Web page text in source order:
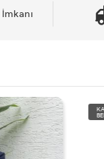
KARGO
BEDAVA